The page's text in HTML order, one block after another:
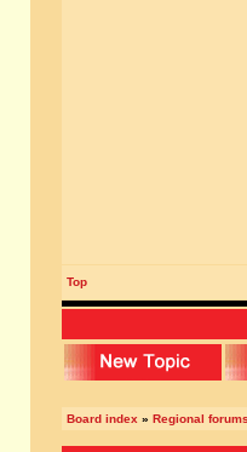
Top
Board index » Regional forums